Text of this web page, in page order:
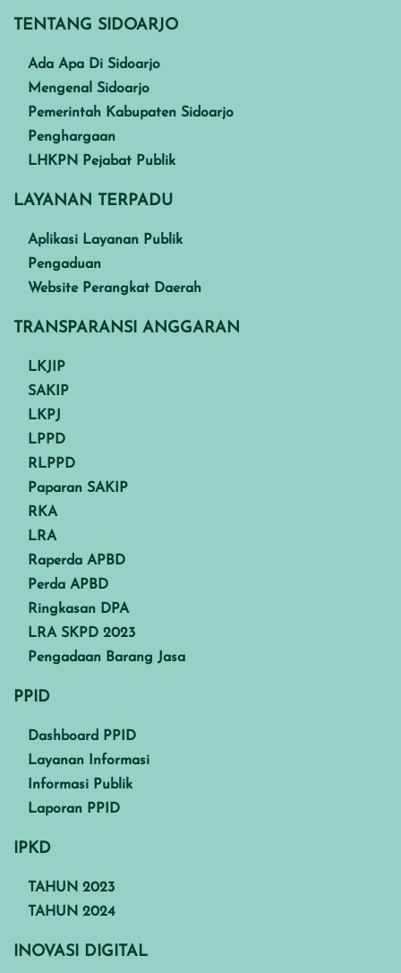
TENTANG SIDOARJO
Ada Apa Di Sidoarjo
Mengenal Sidoarjo
Pemerintah Kabupaten Sidoarjo
Penghargaan
LHKPN Pejabat Publik
LAYANAN TERPADU
Aplikasi Layanan Publik
Pengaduan
Website Perangkat Daerah
TRANSPARANSI ANGGARAN
LKJIP
SAKIP
LKPJ
LPPD
RLPPD
Paparan SAKIP
RKA
LRA
Raperda APBD
Perda APBD
Ringkasan DPA
LRA SKPD 2023
Pengadaan Barang Jasa
PPID
Dashboard PPID
Layanan Informasi
Informasi Publik
Laporan PPID
IPKD
TAHUN 2023
TAHUN 2024
INOVASI DIGITAL